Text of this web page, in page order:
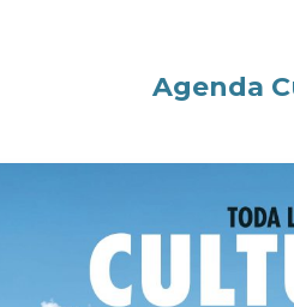
Agenda